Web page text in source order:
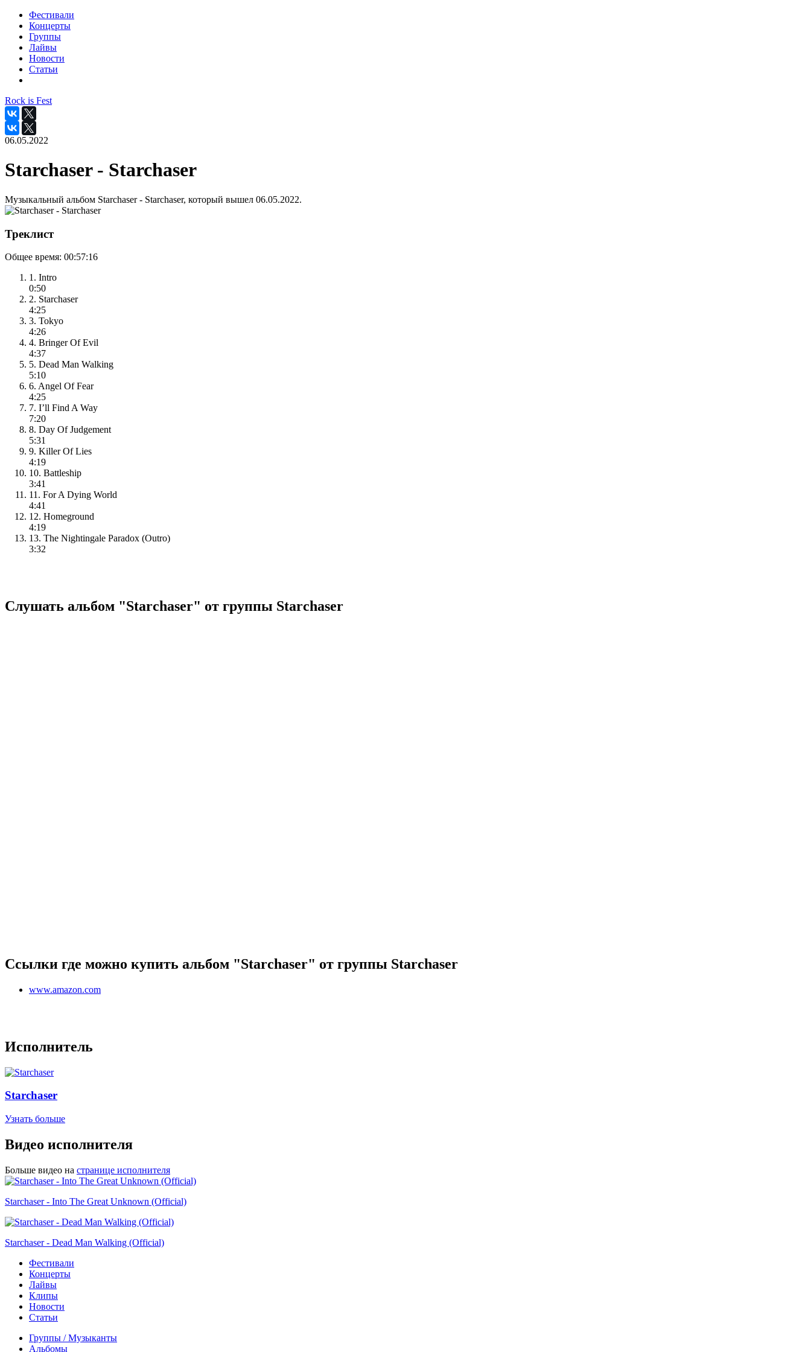
Фестивали
Концерты
Группы
Лайвы
Новости
Статьи
Rock is Fest
06.05.2022
Starchaser - Starchaser
Музыкальный альбом Starchaser - Starchaser, который вышел 06.05.2022.
Треклист
Общее время: 00:57:16
1. Intro
0:50
2. Starchaser
4:25
3. Tokyo
4:26
4. Bringer Of Evil
4:37
5. Dead Man Walking
5:10
6. Angel Of Fear
4:25
7. I’ll Find A Way
7:20
8. Day Of Judgement
5:31
9. Killer Of Lies
4:19
10. Battleship
3:41
11. For A Dying World
4:41
12. Homeground
4:19
13. The Nightingale Paradox (Outro)
3:32
Слушать альбом "Starchaser" от группы Starchaser
Ссылки где можно купить альбом "Starchaser" от группы Starchaser
www.amazon.com
Исполнитель
Starchaser
Узнать больше
Видео исполнителя
Больше видео на странице исполнителя
Starchaser - Into The Great Unknown (Official)
Starchaser - Dead Man Walking (Official)
Фестивали
Концерты
Лайвы
Клипы
Новости
Статьи
Группы / Музыканты
Альбомы